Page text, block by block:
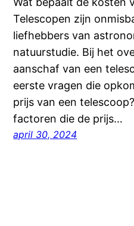
Telescopen zijn
liefhebbers van
natuurstudie. Bij het
aanschaf van een
eerste vragen die
prijs van een
factoren die de prijs…
april 30, 2024